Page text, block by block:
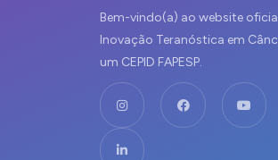
Bem-vindo(a) ao website
Inovação Teranóstica em
um CEPID FAPESP.